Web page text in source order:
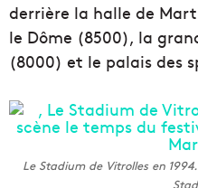
derrière la halle de
le Dôme (8500), la
(8000) et le palais des
Le Stadium de Vitrolles en